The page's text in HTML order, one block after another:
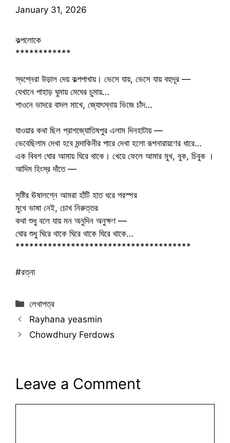
January 31, 2026
কল্পলোকে
************
স্বপ্নেরা উড়াল দেয় কল্পপাখায়। ভেসে যায়, ভেসে যায় বহুদূর —
যেখানে পাহাড় ঘুমায় মেঘের চুমায়…
শাওনে ভাদরে বাদল মাখে, জ্যোৎস্নায় ভিজে চাঁদ…
যাওয়ার কথা ছিল প্রাগজ্যোতিষপুর এলাম দিনহাটায় —
ভেবেছিলাম দেখা হবে মন্দাকিনীর পারে দেখা হলো রূপনারায়ণের ধারে…
এক বিবশ ঘোর আমায় ঘিরে থাকে। খেয়ে ফেলে আমার মুখ, বুক, চিবুক ।
আদিম হিংস্র দাঁতে —
সৃষ্টির ঊষালগ্নে আমরা হাঁটি হাত ধরে পরস্পর
মুখে ভাষা নেই, চোখ নিরুত্তর
কথা শুধু বলে যায় মন অনুদিন অনুক্ষণ —
ঘোর শুধু ঘিরে থাকে ঘিরে থাকে ঘিরে থাকে…
**************************************
#রত্না
Categories
লেখাপত্র
Rayhana yeasmin
Chowdhury Ferdows
Leave a Comment